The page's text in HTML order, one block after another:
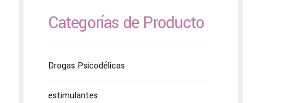
Categorías de Producto
Drogas Psicodélicas
estimulantes